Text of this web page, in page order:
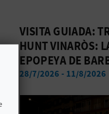
VISITA GUIADA:
HUNT VINARÒS:
EPOPEYA DE
28/7/2026 - 11/8/2026